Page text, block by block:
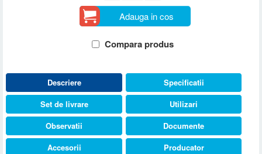
Adauga in cos
Compara produs
Descriere
Specificatii
Set de livrare
Utilizari
Observatii
Documente
Accesorii
Producator